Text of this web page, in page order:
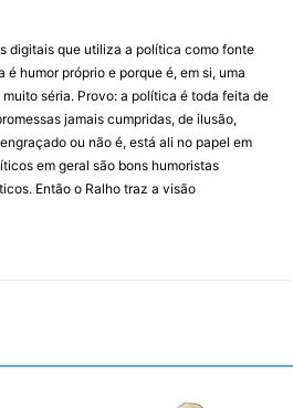
digitais que utiliza a política como fonte
humor próprio e porque é, em si, uma
séria. Provo: a política é toda feita de
jamais cumpridas, de ilusão,
ou não é, está ali no papel em
em geral são bons humoristas
Então o Ralho traz a visão